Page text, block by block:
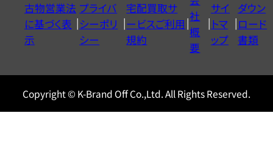
ヤ
ル
0120604117
古物営業法
に基づく表
示
プライバ
シーポリ
シー
宅配買取サ
ービスご利用
規約
社
概
要
サイ
トマ
ップ
ダウン
ロード
書類
Copyright © K-Brand Off Co.,Ltd. All Rights Reserved.